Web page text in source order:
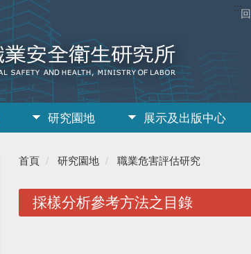
:::
研究園地 展示及出版中心
首頁 研究園地 職業危害評估研究
採樣分析參考方法之目錄